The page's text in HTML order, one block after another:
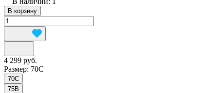
В корзину
4 299 руб.
Размер: 70C
70C
75B